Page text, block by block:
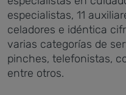
especialistas, 11
celadores e idéntica
varias categorías de
pinches, telefonistas,
entre otros.